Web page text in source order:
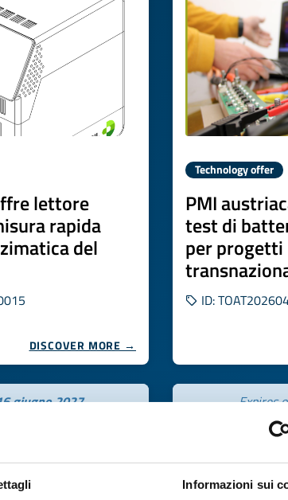
Informazioni sui
lettore
rapida
del
DISCOVER MORE →
Technology offer
PMI
test di
per progetti
ID:
giugno 2027 Expires